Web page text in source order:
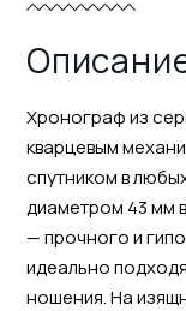
Хронограф из
кварцевым
спутником в
диаметром 43 мм
— прочного и
идеально
ношения. На